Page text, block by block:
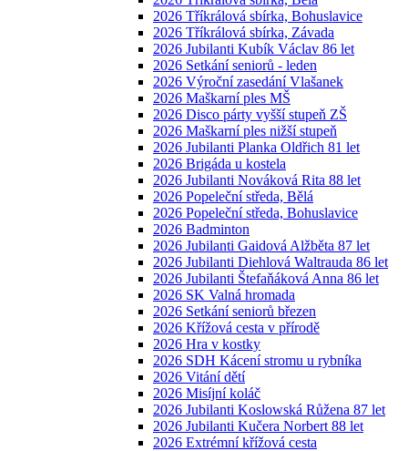
2026 Tříkrálová sbírka, Bohuslavice
2026 Tříkrálová sbírka, Závada
2026 Jubilanti Kubík Václav 86 let
2026 Setkání seniorů - leden
2026 Výroční zasedání Vlašanek
2026 Maškarní ples MŠ
2026 Disco párty vyšší stupeň ZŠ
2026 Maškarní ples nižší stupeň
2026 Jubilanti Planka Oldřich 81 let
2026 Brigáda u kostela
2026 Jubilanti Nováková Rita 88 let
2026 Popeleční středa, Bělá
2026 Popeleční středa, Bohuslavice
2026 Badminton
2026 Jubilanti Gaidová Alžběta 87 let
2026 Jubilanti Diehlová Waltrauda 86 let
2026 Jubilanti Štefaňáková Anna 86 let
2026 SK Valná hromada
2026 Setkání seniorů březen
2026 Křížová cesta v přírodě
2026 Hra v kostky
2026 SDH Kácení stromu u rybníka
2026 Vitání dětí
2026 Misíjní koláč
2026 Jubilanti Koslowská Růžena 87 let
2026 Jubilanti Kučera Norbert 88 let
2026 Extrémní křížová cesta